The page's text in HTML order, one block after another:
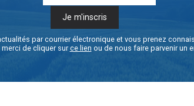
par courrier électronique et vous prenez
de cliquer surce lien ou de nous faire parvenir un